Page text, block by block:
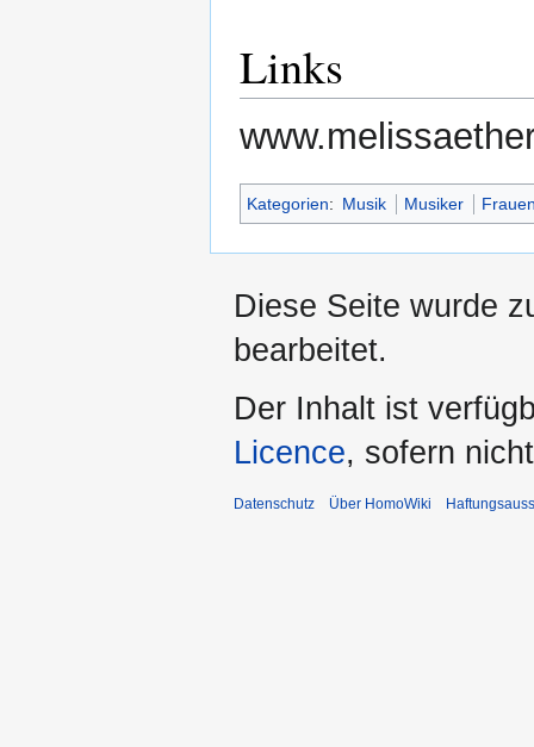
Links
Kategorien: Musik Musiker
Diese Seite wurde
bearbeitet.
Der Inhalt ist
Licence, sofern
Datenschutz Über HomoWiki